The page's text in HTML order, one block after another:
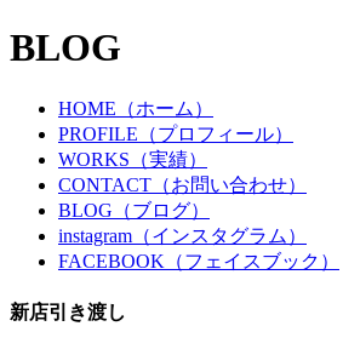
BLOG
HOME（ホーム）
PROFILE（プロフィール）
WORKS（実績）
CONTACT（お問い合わせ）
BLOG（ブログ）
instagram（インスタグラム）
FACEBOOK（フェイスブック）
新店引き渡し